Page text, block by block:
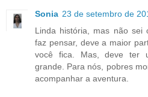
Sonia 23 de setembro de
Linda história, mas não sei
faz pensar, deve a maior
você fica. Mas, deve ter
grande. Para nós, pobres
acompanhar a aventura.